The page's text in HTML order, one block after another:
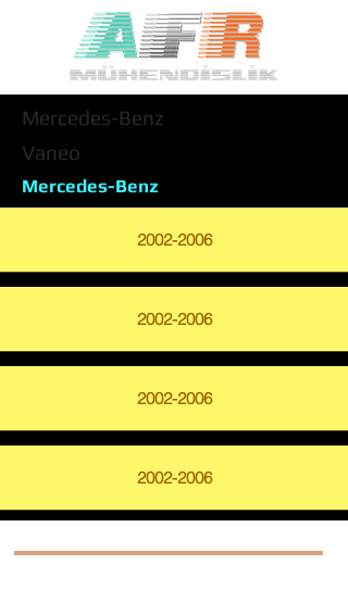
Mercedes-Benz
Vaneo
Mercedes-Benz
2002-2006
2002-2006
2002-2006
2002-2006